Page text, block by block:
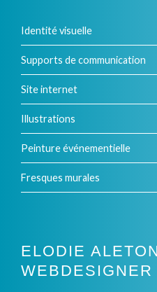
Les
options
peuvent
être
choisies
sur
la
produit
Identité visuelle
Supports de communication
Site internet
Illustrations
Peinture événementielle
Fresques murales
ELODIE
WEBDESIGNER